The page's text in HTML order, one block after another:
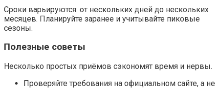
Сроки варьируются: от нескольких дней до нескольких
месяцев. Планируйте заранее и учитывайте пиковые
сезоны.
Полезные советы
Несколько простых приёмов сэкономят время и нервы.
Проверяйте требования на официальном сайте, а не